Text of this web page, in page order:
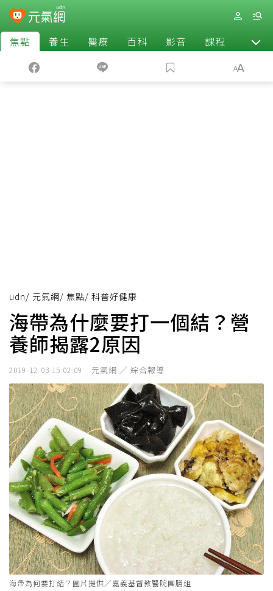
焦點 養生 醫療 百科 影音 課程 退休
udn/ 元氣網/ 焦點/ 科普好健康
海帶為什麼要打一個結？營
養師揭露2原因
2019-12-03 15:02:09 元氣網 ／ 綜合報導
海帶為何要打結？圖片提供／嘉義基督教醫院團膳組